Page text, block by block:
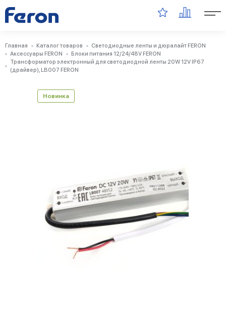
Главная Каталог товаров
Светодиодные ленты и дюралайт FERON
Аксессуары FERON
Блоки питания 12/24/48V FERON
Трансформатор электронный для светодиодной ленты 20W 12V IP67
(драйвер), LB007 FERON
Новинка